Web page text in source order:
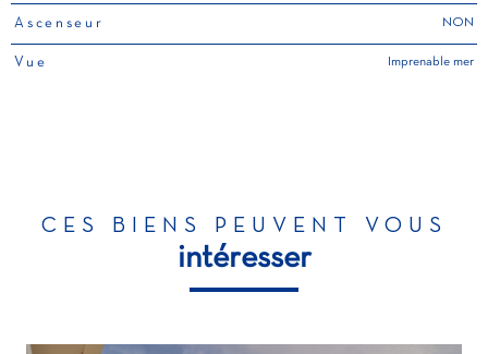
Ascenseur NON
Vue Imprenable mer
CES BIENS PEUVENT VOUS
intéresser